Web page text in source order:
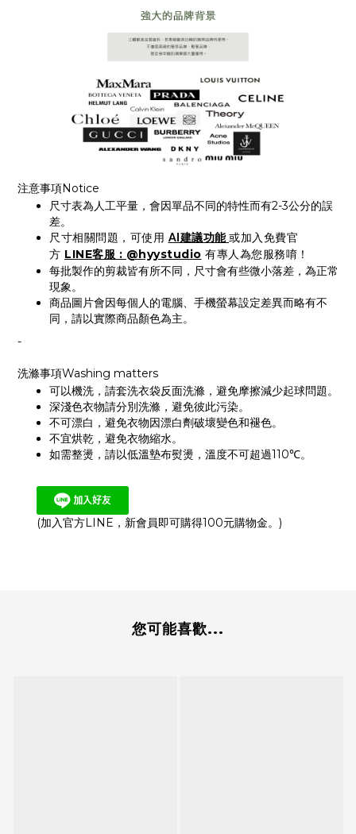
注意事項Notice
尺寸表為人工平量，會因單品不同的特性而有2-3公分的誤
差。
尺寸相關問題，可使用 AI建議功能 或加入免費官
方 LINE客服 : @hyystudio 有專人為您服務唷！
每批製作的剪裁皆有所不同，尺寸會有些微小落差，為正常
現象。
商品圖片會因每個人的電腦、手機螢幕設定差異而略有不
同，請以實際商品顏色為主。
-
洗滌事項Washing matters
可以機洗，請套洗衣袋反面洗滌，避免摩擦減少起球問題。
深淺色衣物請分別洗滌，避免彼此污染。
不可漂白，避免衣物因漂白劑破壞變色和褪色。
不宜烘乾，避免衣物縮水。
如需整燙，請以低溫墊布熨燙，溫度不可超過110℃。
(加入官方LINE，新會員即可購得100元購物金。)
您可能喜歡...